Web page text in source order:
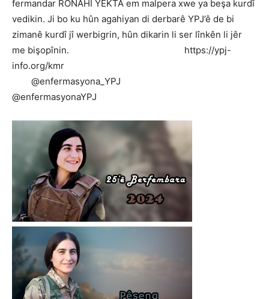
fermandar RONAHÎ YEKTA em malpera xwe ya beşa kurdî
vedikin. Ji bo ku hûn agahiyan di derbarê YPJ’ê de bi
zimanê kurdî jî werbigrin, hûn dikarin li ser lînkên li jêr
me bişopînin. https://ypj-
info.org/kmr
@enfermasyona_YPJ
@enfermasyonaYPJ